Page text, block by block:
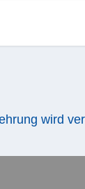
wird